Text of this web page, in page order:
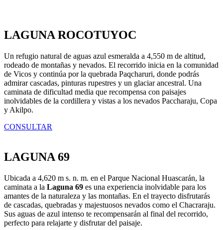
LAGUNA ROCOTUYOC
Un refugio natural de aguas azul esmeralda a 4,550 m de altitud,
rodeado de montañas y nevados. El recorrido inicia en la comunidad
de Vicos y continúa por la quebrada Paqcharuri, donde podrás
admirar cascadas, pinturas rupestres y un glaciar ancestral. Una
caminata de dificultad media que recompensa con paisajes
inolvidables de la cordillera y vistas a los nevados Paccharaju, Copa
y Akilpo.
CONSULTAR
LAGUNA 69
Ubicada a 4,620 m s. n. m. en el Parque Nacional Huascarán, la
caminata a la Laguna 69 es una experiencia inolvidable para los
amantes de la naturaleza y las montañas. En el trayecto disfrutarás
de cascadas, quebradas y majestuosos nevados como el Chacraraju.
Sus aguas de azul intenso te recompensarán al final del recorrido,
perfecto para relajarte y disfrutar del paisaje.